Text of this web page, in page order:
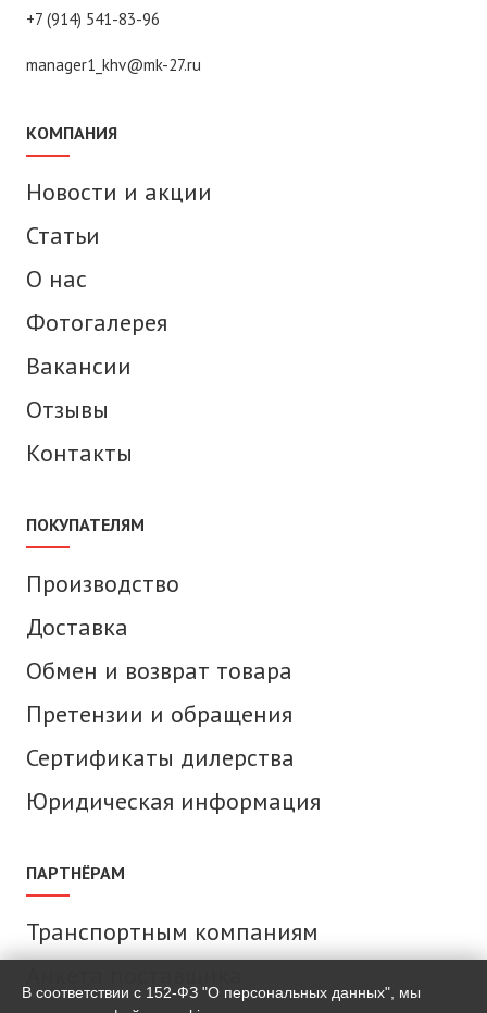
+7 (914) 541-83-96
manager1_khv@mk-27.ru
КОМПАНИЯ
Новости и акции
Статьи
О нас
Фотогалерея
Вакансии
Отзывы
Контакты
ПОКУПАТЕЛЯМ
Производство
Доставка
Обмен и возврат товара
Претензии и обращения
Сертификаты дилерства
Юридическая информация
ПАРТНЁРАМ
Транспортным компаниям
В соответствии с 152-ФЗ "О персональных данных", мы